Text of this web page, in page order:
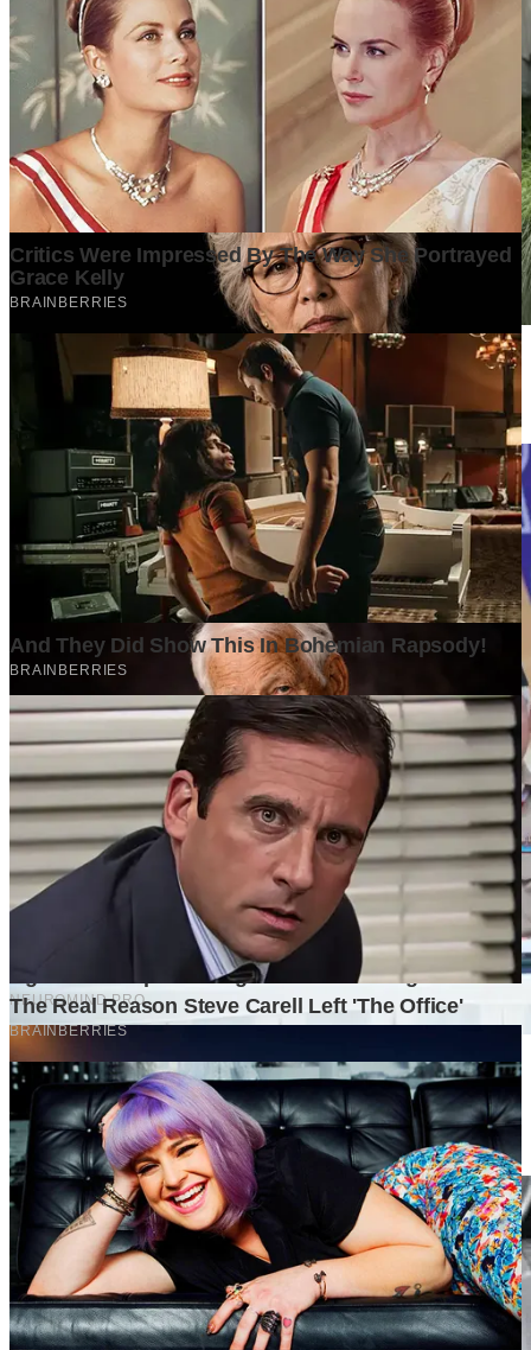
How to Choose the Perfect Flower Bouquet for Every Special
Occasion in Bali
1 day ago
Surat Terbuka kepada Kakak Ketua Mabida dan Peserta
Musyawarah Daerah Luar Biasa Kwarda Pramuka DKI
Jakarta
2 weeks ago